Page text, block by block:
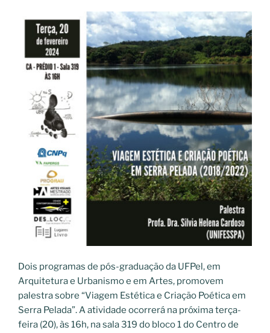
Dois programas de pós-graduação da UFPel, em
Arquitetura e Urbanismo e em Artes, promovem
palestra sobre “Viagem Estética e Criação Poética em
Serra Pelada”. A atividade ocorrerá na próxima terça-
feira (20), às 16h, na sala 319 do bloco 1 do Centro de